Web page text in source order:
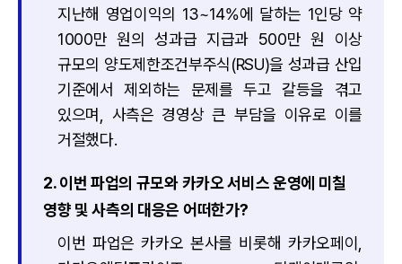
지난해 영업이익의 13~14%에 달하는 1인당 약
1000만 원의 성과급 지급과 500만 원 이상
규모의 양도제한조건부주식(RSU)을 성과급 산입
기준에서 제외하는 문제를 두고 갈등을 겪고
있으며, 사측은 경영상 큰 부담을 이유로 이를
거절했다.
2. 이번 파업의 규모와 카카오 서비스 운영에 미칠
영향 및 사측의 대응은 어떠한가?
이번 파업은 카카오 본사를 비롯해 카카오페이,